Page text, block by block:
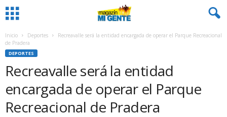
Inicio Deportes
Recreavalle será la entidad encargada de operar el Parque Recreacional
de Pradera
DEPORTES
Recreavalle será la entidad
encargada de operar el Parque
Recreacional de Pradera